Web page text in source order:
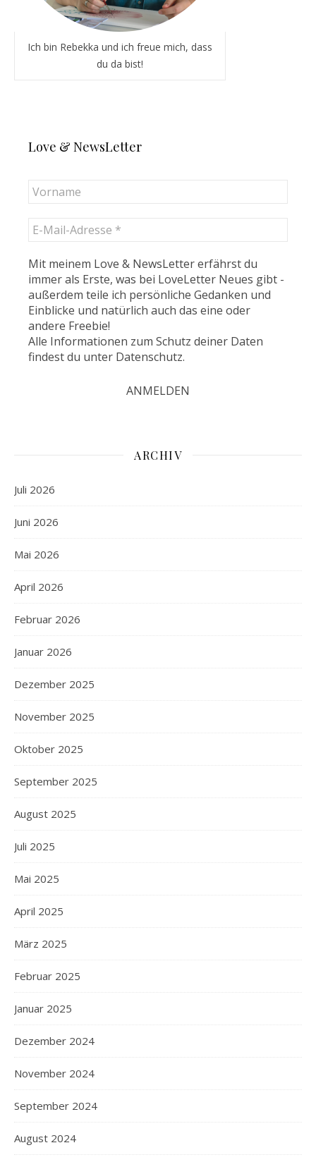
Ich bin Rebekka und ich freue mich, dass
du da bist!
Love & NewsLetter
Mit meinem Love & NewsLetter erfährst du
immer als Erste, was bei LoveLetter Neues gibt -
außerdem teile ich persönliche Gedanken und
Einblicke und natürlich auch das eine oder
andere Freebie!
Alle Informationen zum Schutz deiner Daten
findest du unter Datenschutz.
ARCHIV
Juli 2026
Juni 2026
Mai 2026
April 2026
Februar 2026
Januar 2026
Dezember 2025
November 2025
Oktober 2025
September 2025
August 2025
Juli 2025
Mai 2025
April 2025
März 2025
Februar 2025
Januar 2025
Dezember 2024
November 2024
September 2024
August 2024